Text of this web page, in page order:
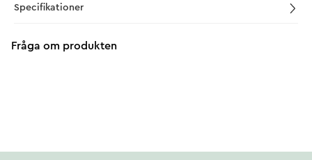
Specifikationer
Fråga om produkten